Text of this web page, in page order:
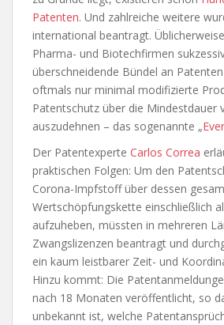
Patenten. Und zahlreiche weitere
international beantragt.
Pharma- und Biotechfirmen
überschneidende Bündel an
oftmals nur minimal modifizierte
Patentschutz über die Mindestdauer
auszudehnen – das sogenannte „
Der Patentexperte Carlos Correa
praktischen Folgen: Um den
Corona-Impfstoff über dessen
Wertschöpfungskette einschließlich
aufzuheben, müssten in mehreren
Zwangslizenzen beantragt und
ein kaum leistbarer Zeit- und
Hinzu kommt: Die
nach 18 Monaten veröffentlicht, so
unbekannt ist, welche